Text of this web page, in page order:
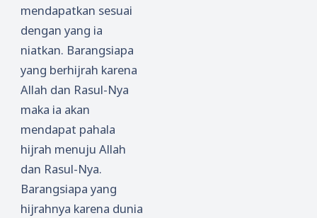
mendapatkan sesuai
dengan yang ia
niatkan. Barangsiapa
yang berhijrah karena
Allah dan Rasul-Nya
maka ia akan
mendapat pahala
hijrah menuju Allah
dan Rasul-Nya.
Barangsiapa yang
hijrahnya karena dunia